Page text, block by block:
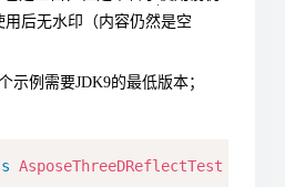
后无水印（内容仍然是空
示例需要JDK9的最低版本；
AsposeThreeDReflectTest